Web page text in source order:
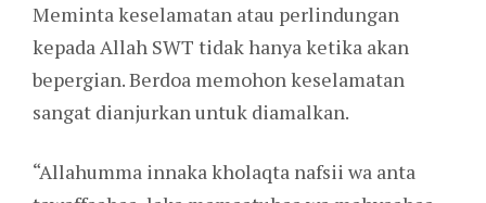
Meminta keselamatan atau perlindungan
kepada Allah SWT tidak hanya ketika akan
bepergian. Berdoa memohon keselamatan
sangat dianjurkan untuk diamalkan.
“Allahumma innaka kholaqta nafsii wa anta